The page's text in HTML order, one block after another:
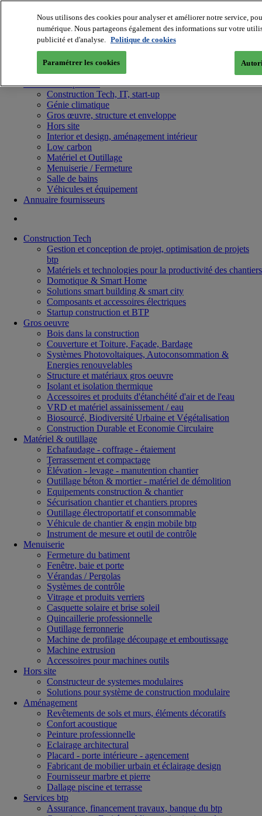
Batiradio
Articles & expertises
Construction Tech, IT, start-up
Génie climatique
Gros œuvre, structure et enveloppe
Hors site
Interior et design, aménagement intérieur
Low carbon
Matériel et Outillage
Menuiserie / Fermeture
Salle de bains
Véhicules et équipement
Annuaire fournisseurs
Construction Tech
Gestion et conception de projet, optimisation de projets
btp
Matériels et technologies pour la productivité des chantiers
Domotique & Smart Home
Solutions smart building & smart city
Composants et accessoires électriques
Startup construction et BTP
Gros oeuvre
Bois dans la construction
Couverture et Toiture, Façade, Bardage
Systèmes Photovoltaiques, Autoconsommation &
Energies renouvelables
Structure et matériaux gros oeuvre
Isolant et isolation thermique
Accessoires et produits d'étanchéité d'air et de l'eau
VRD et matériel assainissement / eau
Biosourcé, Biodiversité Urbaine et Végétalisation
Construction Durable et Economie Circulaire
Matériel & outillage
Echafaudage - coffrage - étaiement
Terrassement et compactage
Élévation - levage - manutention chantier
Outillage béton & mortier - matériel de démolition
Equipements construction & chantier
Sécurisation chantier et chantiers propres
Outillage électroportatif et consommable
Véhicule de chantier & engin mobile btp
Instrument de mesure et outil de contrôle
Menuiserie
Fermeture du batiment
Fenêtre, baie et porte
Vérandas / Pergolas
Systèmes de contrôle
Vitrage et produits verriers
Casquette solaire et brise soleil
Quincaillerie professionnelle
Outillage ferronnerie
Machine de profilage découpage et emboutissage
Machine extrusion
Accessoires pour machines outils
Hors site
Constructeur de systemes modulaires
Solutions pour système de construction modulaire
Aménagement
Revêtements de sols et murs, éléments décoratifs
Confort acoustique
Peinture professionnelle
Eclairage architectural
Placard - porte intérieure - agencement
Fabricant de mobilier urbain et éclairage design
Fournisseur marbre et pierre
Dallage piscine et terrasse
Services btp
Assurance, financement travaux, banque du btp
Nous utilisons des cookies pour analyser et améliorer notre service,
numérique. Nous partageons également des informations sur votre
publicité et d'analyse. Politique de cookies
Paramétrer les cookies